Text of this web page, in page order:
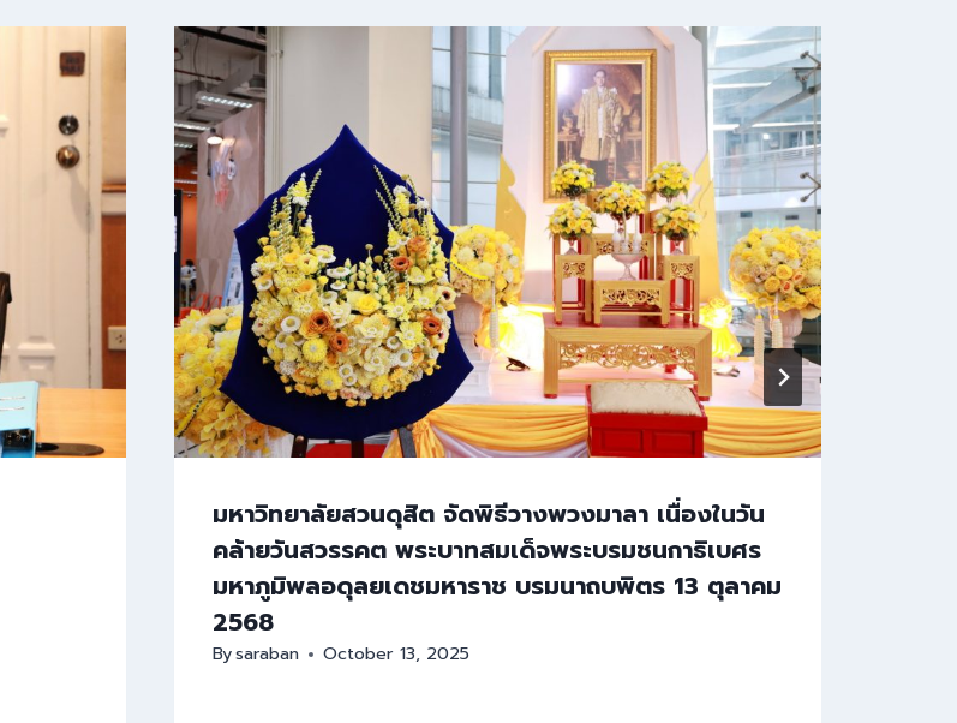
มหาวิทยาลัยสวนดุสิต จัดพิธีวางพวงมาลา เนื่องในวัน
คล้ายวันสวรรคต พระบาทสมเด็จพระบรมชนกาธิเบศร
มหาภูมิพลอดุลยเดชมหาราช บรมนาถบพิตร 13 ตุลาคม
2568
Bysaraban October 13, 2025